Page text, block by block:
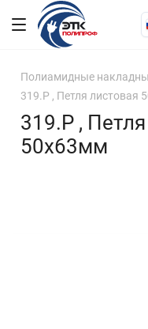
Полиамидные
319.P , Петля листовая
319.P ,
50х63мм